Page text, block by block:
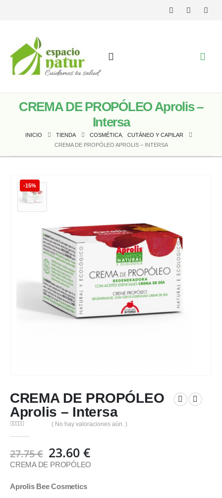
CREMA DE PROPÓLEO Aprolis –
Intersa
INICIO TIENDA COSMÉTICA,
CUTÁNEO Y CAPILAR
CREMA DE PROPÓLEO APROLIS – INTERSA
-15%
CREMA DE PROPÓLEO
Aprolis – Intersa
( No hay valoraciones aún. )
27.75€ El
precio
era:
23.60€
precio
CREMA DE PROPÓLEO
Aprolis Bee Cosmetics